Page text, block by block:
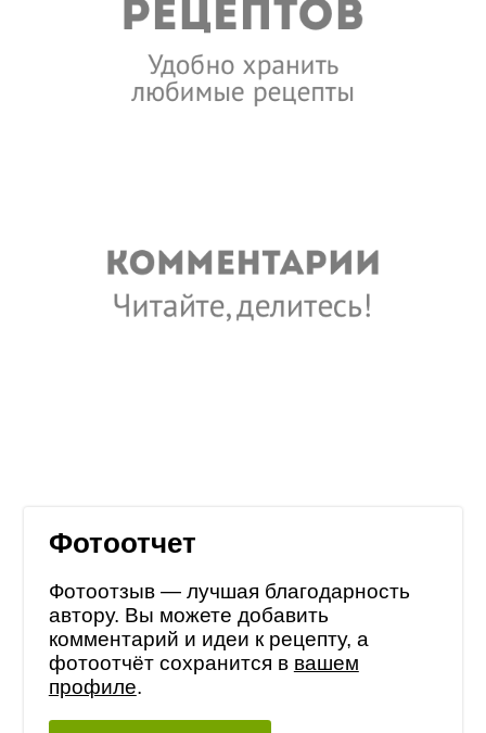
Фотоотчет
Фотоотзыв — лучшая благодарность
автору. Вы можете добавить
комментарий и идеи к рецепту, а
фотоотчёт сохранится в вашем
профиле.